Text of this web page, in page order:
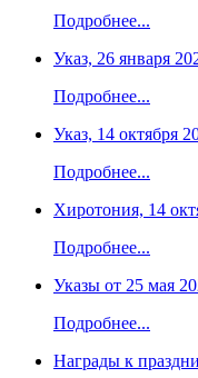
Подробнее...
Указ, 26 января
Подробнее...
Указ, 14 октября
Подробнее...
Хиротония, 14
Подробнее...
Указы от 25 мая
Подробнее...
Награды к